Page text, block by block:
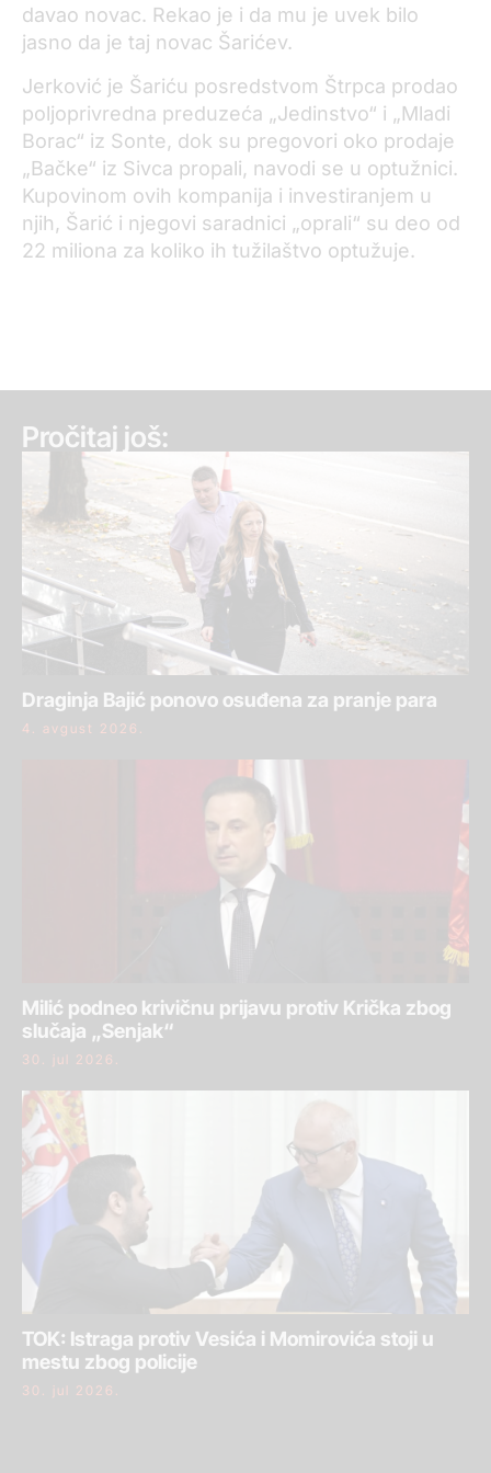
davao novac. Rekao je i da mu je uvek bilo
jasno da je taj novac Šarićev.
Jerković je Šariću posredstvom Štrpca prodao
poljoprivredna preduzeća „Jedinstvo“ i „Mladi
Borac“ iz Sonte, dok su pregovori oko prodaje
„Bačke“ iz Sivca propali, navodi se u optužnici.
Kupovinom ovih kompanija i investiranjem u
njih, Šarić i njegovi saradnici „oprali“ su deo od
22 miliona za koliko ih tužilaštvo optužuje.
Pročitaj još:
Draginja Bajić ponovo osuđena za pranje para
4. avgust 2026.
Milić podneo krivičnu prijavu protiv Krička zbog
slučaja „Senjak“
30. jul 2026.
TOK: Istraga protiv Vesića i Momirovića stoji u
mestu zbog policije
30. jul 2026.